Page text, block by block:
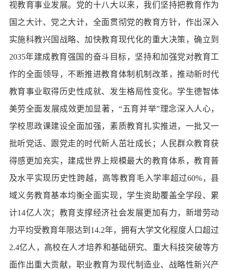
视教育事业发展。党的十八大以来，我们坚持把教育作为
国之大计、党之大计，全面贯彻党的教育方针，作出深入
实施科教兴国战略、加快教育现代化的重大决策，确立到
2035年建成教育强国的奋斗目标，坚持和加强党对教育工
作的全面领导，不断推进教育体制机制改革，推动新时代
教育事业取得历史性成就、发生格局性变化。学生德智体
美劳全面发展成效更加显著，“五育并举”理念深入人心，
学校思政课建设全面加强，素质教育扎实推进，一批又一
批听党话、跟党走的时代新人茁壮成长；人民群众教育获
得感更加充实，建成世界上规模最大的教育体系，教育普
及水平实现历史性跨越，高等教育毛入学率超过60%，县
域义务教育基本均衡全面实现，学生资助覆盖全学段、累
计14亿人次；教育支撑经济社会发展更加有力，新增劳动
力平均受教育年限达到14.2年，拥有大学文化程度人口超过
2.4亿人，高校在人才培养和基础研究、重大科技突破等方
面作出重大贡献，职业教育为现代制造业、战略性新兴产